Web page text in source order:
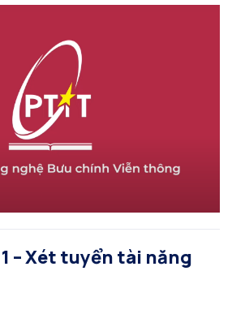
– Xét tuyển tài năng